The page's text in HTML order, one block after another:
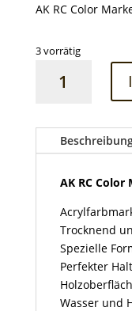
AK RC Color
3 vorrätig
Brown
Menge
AK RC
Trocknend
Spezielle
Perfekter
Wasser und